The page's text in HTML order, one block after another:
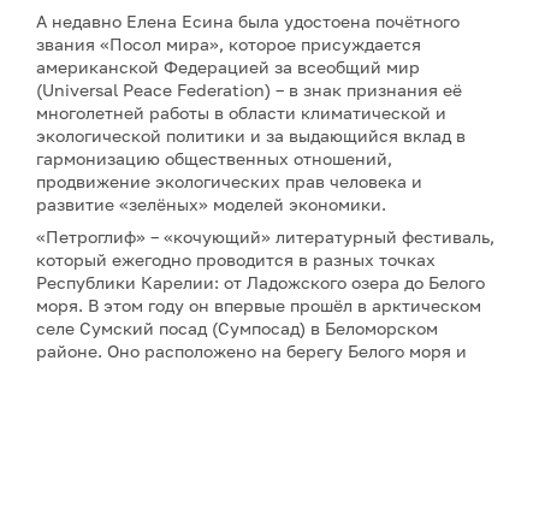
А недавно Елена Есина была удостоена почётного
звания «Посол мира», которое присуждается
американской Федерацией за всеобщий мир
(Universal Peace Federation) – в знак признания её
многолетней работы в области климатической и
экологической политики и за выдающийся вклад в
гармонизацию общественных отношений,
продвижение экологических прав человека и
развитие «зелёных» моделей экономики.
«Петроглиф» – «кочующий» литературный фестиваль,
который ежегодно проводится в разных точках
Республики Карелии: от Ладожского озера до Белого
моря. В этом году он впервые прошёл в арктическом
селе Сумский посад (Сумпосад) в Беломорском
районе. Оно расположено на берегу Белого моря и